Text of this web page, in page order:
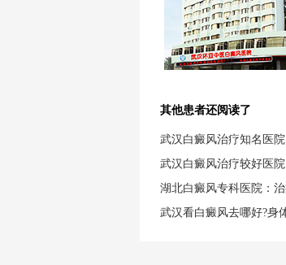
其他患者还阅读了
武汉白癜风治疗知名医
武汉白癜风治疗较好医
湖北白癜风专科医院：
武汉看白癜风去哪好?身